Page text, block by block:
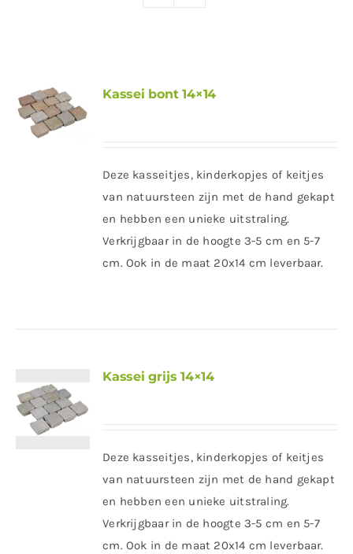
Kassei bont 14×14
Deze kasseitjes, kinderkopjes of keitjes
van natuursteen zijn met de hand gekapt
en hebben een unieke uitstraling.
Verkrijgbaar in de hoogte 3-5 cm en 5-7
cm. Ook in de maat 20x14 cm leverbaar.
Kassei grijs 14×14
Deze kasseitjes, kinderkopjes of keitjes
van natuursteen zijn met de hand gekapt
en hebben een unieke uitstraling.
Verkrijgbaar in de hoogte 3-5 cm en 5-7
cm. Ook in de maat 20x14 cm leverbaar.